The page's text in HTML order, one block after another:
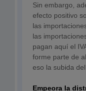
Sin embargo,
efecto positivo
las
las
pagan aquí el
forme parte de
eso la subida
Empeora la